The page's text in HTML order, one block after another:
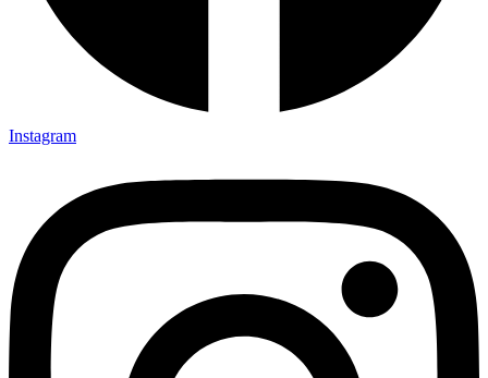
Instagram